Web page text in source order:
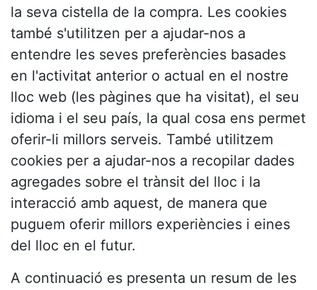
la seva cistella de la compra. Les cookies
també s'utilitzen per a ajudar-nos a
entendre les seves preferències basades
en l'activitat anterior o actual en el nostre
lloc web (les pàgines que ha visitat), el seu
idioma i el seu país, la qual cosa ens permet
oferir-li millors serveis. També utilitzem
cookies per a ajudar-nos a recopilar dades
agregades sobre el trànsit del lloc i la
interacció amb aquest, de manera que
puguem oferir millors experiències i eines
del lloc en el futur.
A continuació es presenta un resum de les